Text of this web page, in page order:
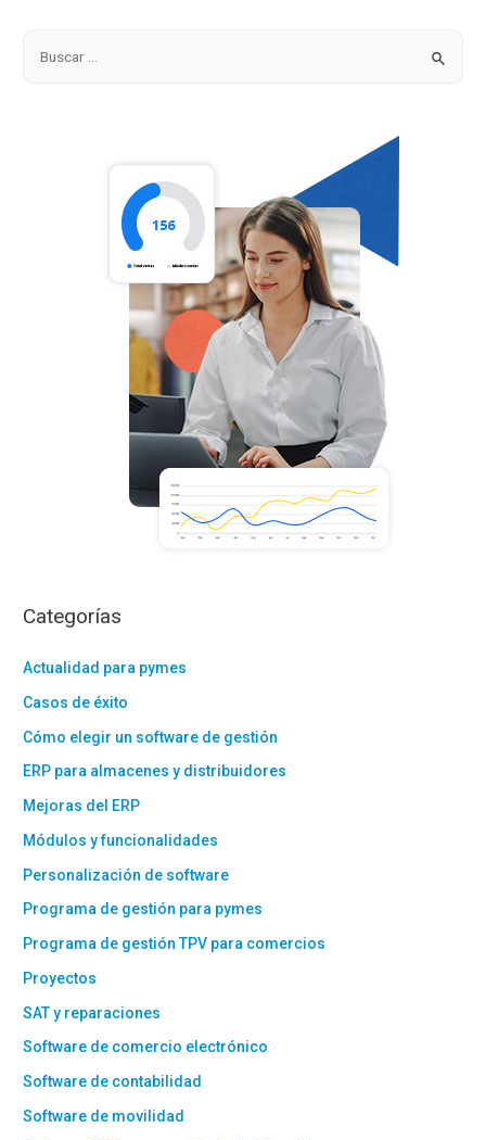
Categorías
Actualidad para pymes
Casos de éxito
Cómo elegir un software de gestión
ERP para almacenes y distribuidores
Mejoras del ERP
Módulos y funcionalidades
Personalización de software
Programa de gestión para pymes
Programa de gestión TPV para comercios
Proyectos
SAT y reparaciones
Software de comercio electrónico
Software de contabilidad
Software de movilidad